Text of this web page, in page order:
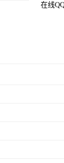
在线QQ